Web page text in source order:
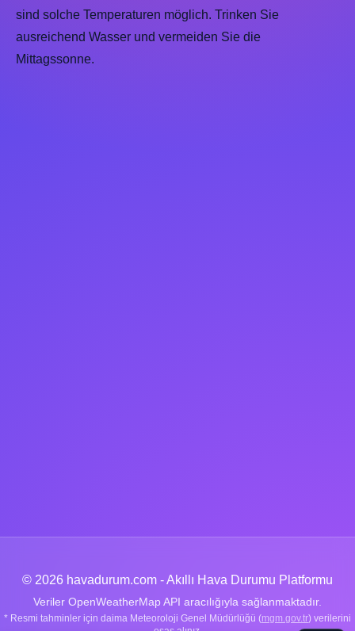
sind solche Temperaturen möglich. Trinken Sie
ausreichend Wasser und vermeiden Sie die
Mittagssonne.
© 2026 havadurum.com - Akıllı Hava Durumu Platformu
Veriler OpenWeatherMap API aracılığıyla sağlanmaktadır.
* Resmi tahminler için daima Meteoroloji Genel Müdürlüğü (mgm.gov.tr) verilerini